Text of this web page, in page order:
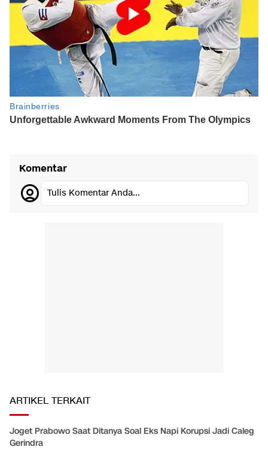
Komentar
Tulis Komentar Anda...
ARTIKEL TERKAIT
Joget Prabowo Saat Ditanya Soal Eks Napi Korupsi Jadi Caleg
Gerindra